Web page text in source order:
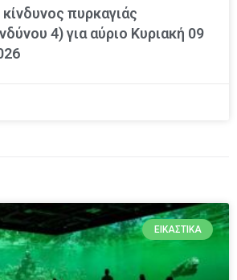
πυρκαγιάς
4) για αύριο Κυριακή 09
ΕΙΚΑΣΤΙΚΆ